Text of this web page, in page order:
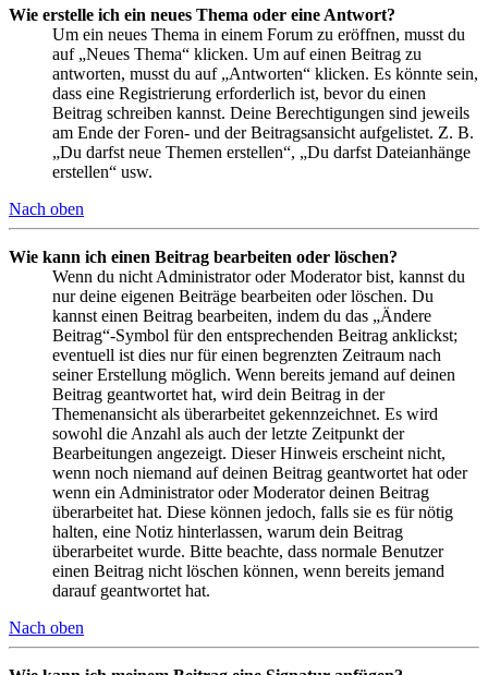
Wie erstelle ich ein neues Thema oder eine Antwort?
Um ein neues Thema in einem Forum zu eröffnen, musst du
auf „Neues Thema“ klicken. Um auf einen Beitrag zu
antworten, musst du auf „Antworten“ klicken. Es könnte sein,
dass eine Registrierung erforderlich ist, bevor du einen
Beitrag schreiben kannst. Deine Berechtigungen sind jeweils
am Ende der Foren- und der Beitragsansicht aufgelistet. Z. B.
„Du darfst neue Themen erstellen“, „Du darfst Dateianhänge
erstellen“ usw.
Nach oben
Wie kann ich einen Beitrag bearbeiten oder löschen?
Wenn du nicht Administrator oder Moderator bist, kannst du
nur deine eigenen Beiträge bearbeiten oder löschen. Du
kannst einen Beitrag bearbeiten, indem du das „Ändere
Beitrag“-Symbol für den entsprechenden Beitrag anklickst;
eventuell ist dies nur für einen begrenzten Zeitraum nach
seiner Erstellung möglich. Wenn bereits jemand auf deinen
Beitrag geantwortet hat, wird dein Beitrag in der
Themenansicht als überarbeitet gekennzeichnet. Es wird
sowohl die Anzahl als auch der letzte Zeitpunkt der
Bearbeitungen angezeigt. Dieser Hinweis erscheint nicht,
wenn noch niemand auf deinen Beitrag geantwortet hat oder
wenn ein Administrator oder Moderator deinen Beitrag
überarbeitet hat. Diese können jedoch, falls sie es für nötig
halten, eine Notiz hinterlassen, warum dein Beitrag
überarbeitet wurde. Bitte beachte, dass normale Benutzer
einen Beitrag nicht löschen können, wenn bereits jemand
darauf geantwortet hat.
Nach oben